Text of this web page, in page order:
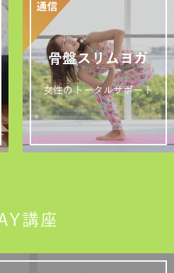
骨盤スリムヨガ
女性のトータルサポート
講座